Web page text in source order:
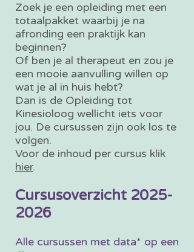
Zoek je een opleiding met een
totaalpakket waarbij je na
afronding een praktijk kan
beginnen?
Of ben je al therapeut en zou je
een mooie aanvulling willen op
wat je al in huis hebt?
Dan is de Opleiding tot
Kinesioloog wellicht iets voor
jou. De cursussen zijn ook los te
volgen.
Voor de inhoud per cursus klik
hier.
Cursusoverzicht 2025-
2026
Alle cursussen met data* op een